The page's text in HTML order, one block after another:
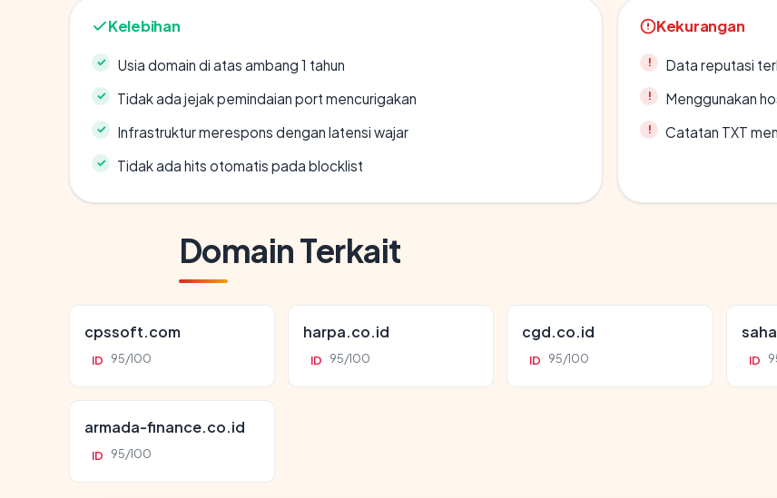
Kelebihan
Usia domain di atas ambang 1 tahun
Tidak ada jejak pemindaian port mencurigakan
Infrastruktur merespons dengan latensi wajar
Tidak ada hits otomatis pada blocklist
Kekurangan
Data reputasi
Menggunakan
Catatan TXT
Domain Terkait
cpssoft.com
ID 95/100
harpa.co.id
ID 95/100
cgd.co.id
ID 95/100 ID
armada-finance.co.id
ID 95/100